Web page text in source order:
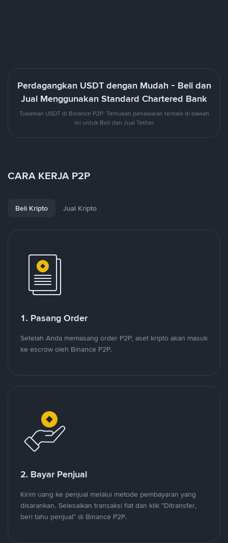
Perdagangkan USDT dengan Mudah - Beli dan
Jual Menggunakan Standard Chartered Bank
Tukarkan USDT di Binance P2P. Temukan penawaran terbaik di bawah
ini untuk Beli dan Jual Tether
CARA KERJA P2P
Beli Kripto Jual Kripto
1. Pasang Order
Setelah Anda memasang order P2P, aset kripto akan masuk
ke escrow oleh Binance P2P.
2. Bayar Penjual
Kirim uang ke penjual melalui metode pembayaran yang
disarankan. Selesaikan transaksi fiat dan klik "Ditransfer,
beri tahu penjual" di Binance P2P.